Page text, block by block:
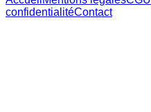
confidentialitéContact